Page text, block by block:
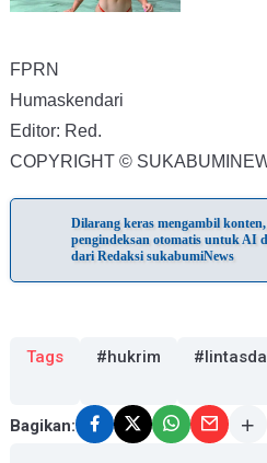
FPRN
Humaskendari
Editor: Red.
COPYRIGHT ©
Dilarang keras mengambil
pengindeksan otomatis untuk AI
dari Redaksi sukabumiNews
Tags #hukrim
Bagikan: